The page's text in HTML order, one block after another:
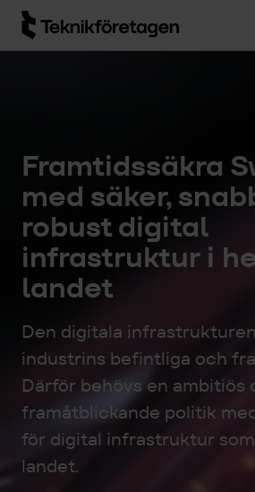
Hoppa till huvudinnehåll
Framtidssäkra
med säker,
robust digital
infrastruktur i
landet
Den digitala
industrins befintliga och
Därför behövs en ambitiös
framåtblickande politik
för digital infrastruktur
landet.